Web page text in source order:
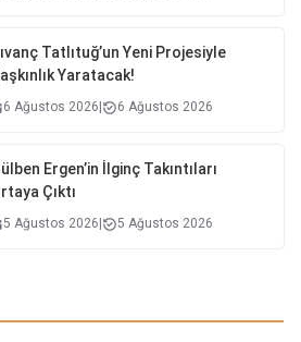
Tatlıtuğ’un Yeni Projesiyle
Yaratacak!
6 Ağustos 2026 6 Ağustos 2026
Ergen’in İlginç Takıntıları
Çıktı
5 Ağustos 2026 5 Ağustos 2026